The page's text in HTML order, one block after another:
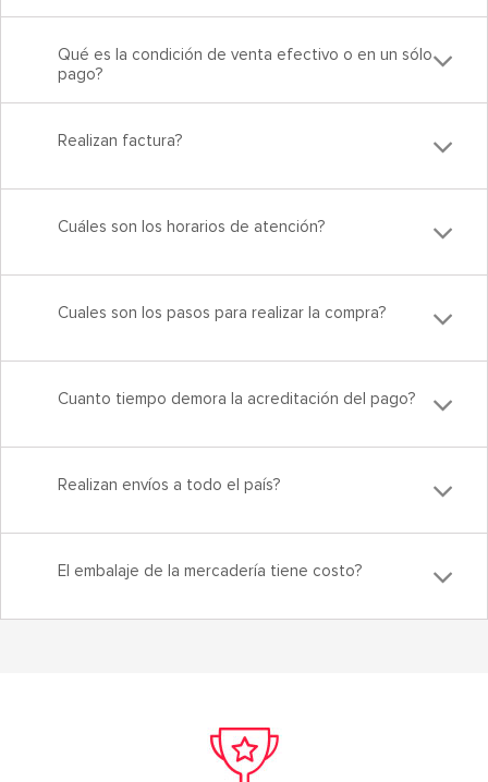
Qué es la condición de venta efectivo o en un sólo
pago?
Realizan factura?
Cuáles son los horarios de atención?
Cuales son los pasos para realizar la compra?
Cuanto tiempo demora la acreditación del pago?
Realizan envíos a todo el país?
El embalaje de la mercadería tiene costo?